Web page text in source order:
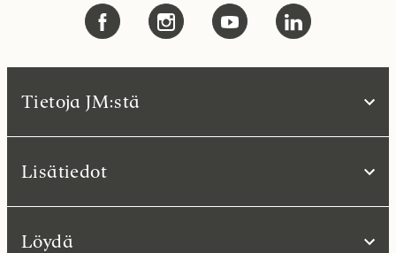
Tietoja JM:stä
Lisätiedot
Löydä